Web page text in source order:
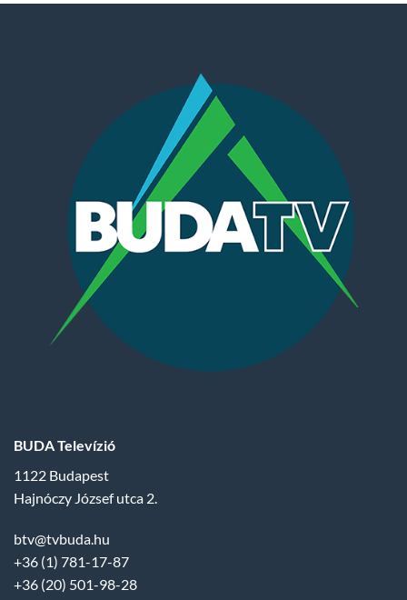
BUDA Televízió
1122 Budapest
Hajnóczy József utca 2.
btv@tvbuda.hu
+36 (1) 781-17-87
+36 (20) 501-98-28